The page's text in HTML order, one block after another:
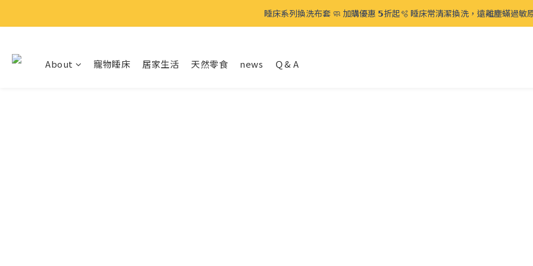
⍋ 毛孩宅家生活節 🛋️ 太熱免出門 全館滿千免運、滿𝟮𝟱𝟬𝟬免費再贈 🉐️寵物零
⍋ 毛孩宅家生活節 🛋️ 太熱免出門 全館滿千免運、滿𝟮𝟱𝟬𝟬免費再贈 🉐️寵物零
About 寵物睡床 居家生活 天然零食 news Ｑ& A